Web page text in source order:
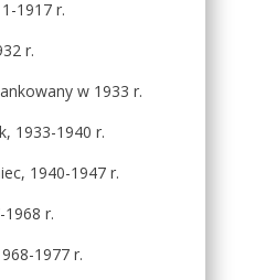
1917 r.
r.
w 1933 r.
1933-1940 r.
1940-1947 r.
1968 r.
1977 r.